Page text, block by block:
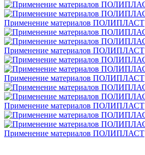
Применение материалов ПОЛИПЛАСТ
Применение материалов ПОЛИПЛАСТ
Применение материалов ПОЛИПЛАСТ
Применение материалов ПОЛИПЛАСТ
Применение материалов ПОЛИПЛАСТ